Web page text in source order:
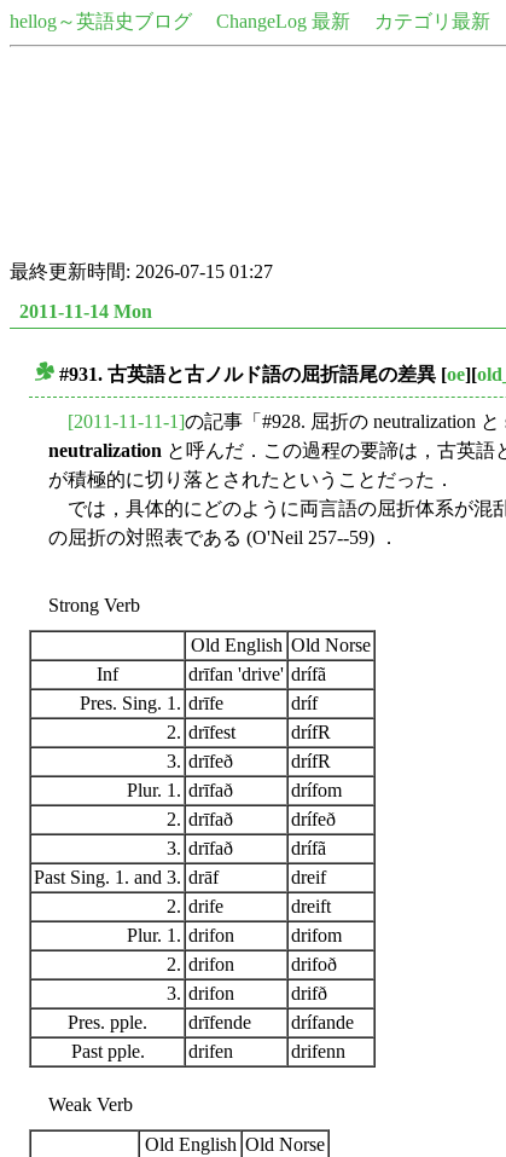
hellog～英語史ブログ ChangeLog 最新 カテゴリ最新
最終更新時間: 2026-07-15 01:27
2011-11-14 Mon
#931. 古英語と古ノルド語の屈折語尾の差異 [oe][
[2011-11-11-1]の記事「#928. 屈折の neutralization
neutralization と呼んだ．この過程の要諦は，古英
が積極的に切り落とされたということだった．
では，具体的にどのように両言語の屈折体系が混
の屈折の対照表である (O'Neil 257--59) ．
Strong Verb
Old English Old Norse
Inf
drīfan 'drive' drífã
Pres. Sing. 1. drīfe
dríf
2. drīfest
drífR
3. drīfeð
drífR
Plur. 1. drīfað
drífom
2. drīfað
drífeð
3. drīfað
drífã
Past Sing. 1. and 3. drāf
dreif
2. drife
dreift
Plur. 1. drifon
drifom
2. drifon
drifoð
3. drifon
drifð
Pres. pple.
drīfende
drífande
Past pple.
drifen drifenn
Weak Verb
Old English Old Norse